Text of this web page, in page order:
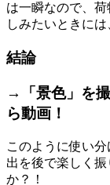
は一瞬なので、
しみたいときには
結論
→「景色」を
ら動画！
このように使い
出を後で楽しく
か？！